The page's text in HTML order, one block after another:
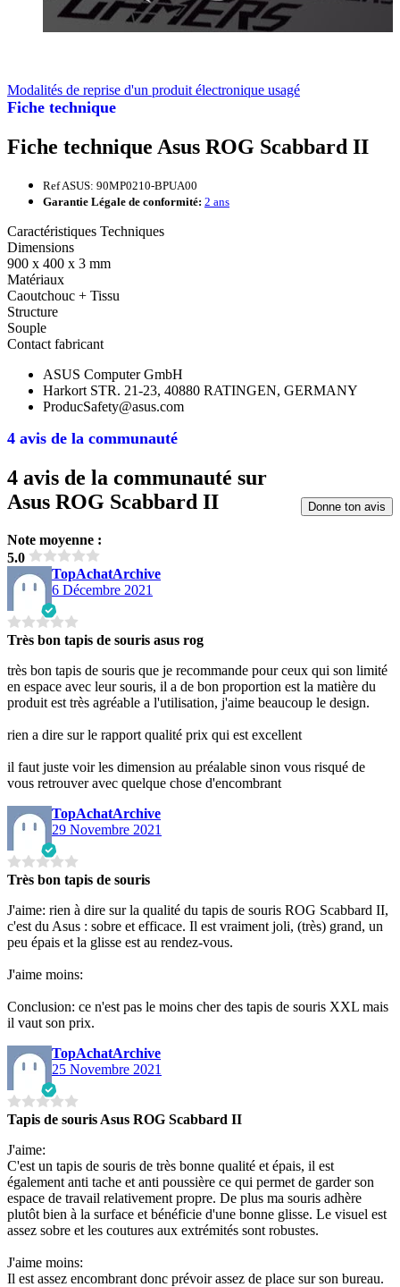
Fiche technique
4 avis de la communauté
Modalités de reprise d'un produit électronique usagé
Fiche technique Asus ROG Scabbard II
Ref ASUS: 90MP0210-BPUA00
Garantie Légale de conformité: 2 ans
Caractéristiques Techniques
Dimensions
900 x 400 x 3 mm
Matériaux
Caoutchouc + Tissu
Structure
Souple
Contact fabricant
ASUS Computer GmbH
Harkort STR. 21-23, 40880 RATINGEN, GERMANY
ProducSafety@asus.com
4 avis de la communauté sur
Asus ROG Scabbard II
Note moyenne :
5.0
Donne ton avis
TopAchatArchive
6 Décembre 2021
Très bon tapis de souris asus rog
très bon tapis de souris que je recommande pour ceux qui son limité
en espace avec leur souris, il a de bon proportion est la matière du
produit est très agréable a l'utilisation, j'aime beaucoup le design.
rien a dire sur le rapport qualité prix qui est excellent
il faut juste voir les dimension au préalable sinon vous risqué de
vous retrouver avec quelque chose d'encombrant
TopAchatArchive
29 Novembre 2021
Très bon tapis de souris
J'aime: rien à dire sur la qualité du tapis de souris ROG Scabbard II,
c'est du Asus : sobre et efficace. Il est vraiment joli, (très) grand, un
peu épais et la glisse est au rendez-vous.
J'aime moins:
Conclusion: ce n'est pas le moins cher des tapis de souris XXL mais
il vaut son prix.
TopAchatArchive
25 Novembre 2021
Tapis de souris Asus ROG Scabbard II
J'aime:
C'est un tapis de souris de très bonne qualité et épais, il est
également anti tache et anti poussière ce qui permet de garder son
espace de travail relativement propre. De plus ma souris adhère
plutôt bien à la surface et bénéficie d'une bonne glisse. Le visuel est
assez sobre et les coutures aux extrémités sont robustes.
J'aime moins:
Il est assez encombrant donc prévoir assez de place sur son bureau.